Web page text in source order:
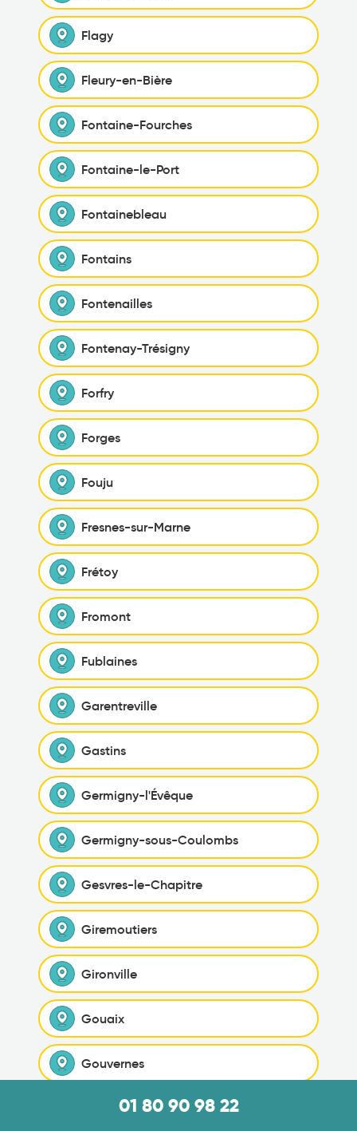
Flagy
Fleury-en-Bière
Fontaine-Fourches
Fontaine-le-Port
Fontainebleau
Fontains
Fontenailles
Fontenay-Trésigny
Forfry
Forges
Fouju
Fresnes-sur-Marne
Frétoy
Fromont
Fublaines
Garentreville
Gastins
Germigny-l'Évêque
Germigny-sous-Coulombs
Gesvres-le-Chapitre
Giremoutiers
Gironville
Gouaix
Gouvernes
Grandpuits-Bailly-Carrois
01 80 90 98 22